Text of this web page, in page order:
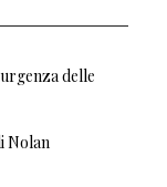
delle
Nolan